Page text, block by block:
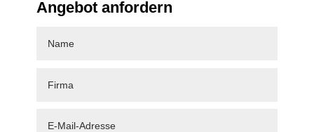
Angebot anfordern